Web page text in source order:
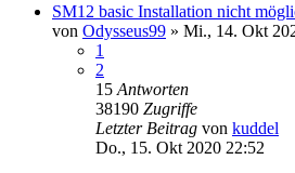
SM12 basic Installation nicht
von Odysseus99 » Mi., 14. Okt
1
2
15 Antworten
38190 Zugriffe
Letzter Beitrag von kuddel
Do., 15. Okt 2020 22:52